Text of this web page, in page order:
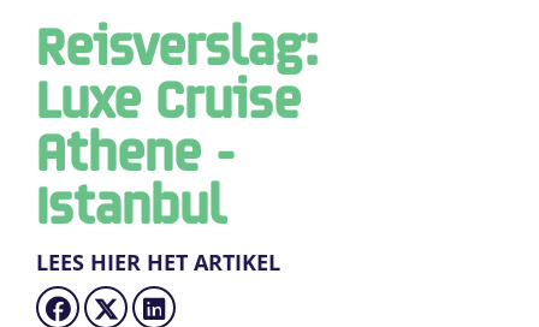
Reisverslag:
Luxe Cruise
Athene -
Istanbul
LEES HIER HET ARTIKEL